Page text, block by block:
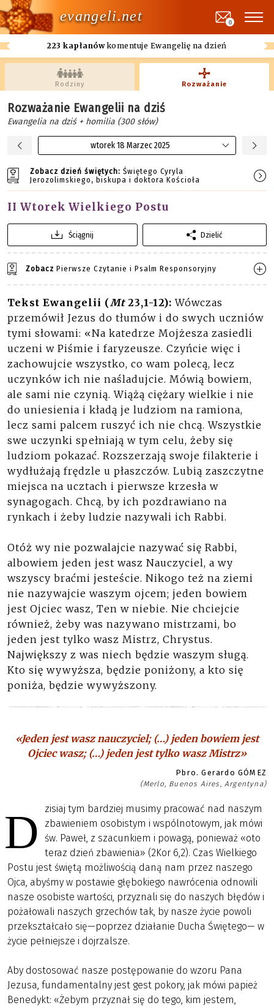
evangeli.net
223 kapłanówkomentuje Ewangelię na dzień
0
Rodziny Rozważanie
Rozważanie Ewangelii na dziś
Ewangelia na dziś + homilia (300 słów)
wtorek 18 Marzec 2025
Zobacz dzień świętych: Świętego Cyryla
Jerozolimskiego, biskupa i doktora Kościoła
II Wtorek Wielkiego Postu
Ściągnij Dzielić
Zobacz Pierwsze Czytanie i Psalm Responsoryjny
Tekst Ewangelii (Mt23,1-12): Wówczas
przemówił Jezus do tłumów i do swych uczniów
tymi słowami: «Na katedrze Mojżesza zasiedli
uczeni w Piśmie i faryzeusze. Czyńcie więc i
zachowujcie wszystko, co wam polecą, lecz
uczynków ich nie naśladujcie. Mówią bowiem,
ale sami nie czynią. Wiążą ciężary wielkie i nie
do uniesienia i kładą je ludziom na ramiona,
lecz sami palcem ruszyć ich nie chcą. Wszystkie
swe uczynki spełniają w tym celu, żeby się
ludziom pokazać. Rozszerzają swoje filakterie i
wydłużają frędzle u płaszczów. Lubią zaszczytne
miejsca na ucztach i pierwsze krzesła w
synagogach. Chcą, by ich pozdrawiano na
rynkach i żeby ludzie nazywali ich Rabbi.
Otóż wy nie pozwalajcie nazywać się Rabbi,
albowiem jeden jest wasz Nauczyciel, a wy
wszyscy braćmi jesteście. Nikogo też na ziemi
nie nazywajcie waszym ojcem; jeden bowiem
jest Ojciec wasz, Ten w niebie. Nie chciejcie
również, żeby was nazywano mistrzami, bo
jeden jest tylko wasz Mistrz, Chrystus.
Największy z was niech będzie waszym sługą.
Kto się wywyższa, będzie poniżony, a kto się
poniża, będzie wywyższony.
«Jeden jest wasz nauczyciel; (…) jeden bowiem jest
Ojciec wasz; (…) jeden jest tylko wasz Mistrz»
Pbro. Gerardo GÓMEZ
(Merlo, Buenos Aires, Argentyna)
D
zisiaj tym bardziej musimy pracować nad naszym
zbawieniem osobistym i wspólnotowym, jak mówi
św. Paweł, z szacunkiem i powagą, ponieważ «oto
teraz dzień zbawienia» (2Kor 6,2). Czas Wielkiego
Postu jest świętą możliwością daną nam przez naszego
Ojca, abyśmy w postawie głębokiego nawrócenia odnowili
nasze osobiste wartości, przyznali się do naszych błędów i
pożałowali naszych grzechów tak, by nasze życie powoli
przekształcało się—poprzez działanie Ducha Świętego— w
życie pełniejsze i dojrzalsze.
Aby dostosować nasze postępowanie do wzoru Pana
Jezusa, fundamentalny jest gest pokory, jak mówi papież
Benedykt: «Żebym przyznał się do tego, kim jestem,